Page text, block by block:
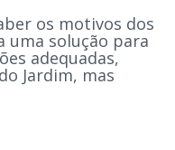
os motivos dos
uma solução para
adequadas,
Jardim, mas